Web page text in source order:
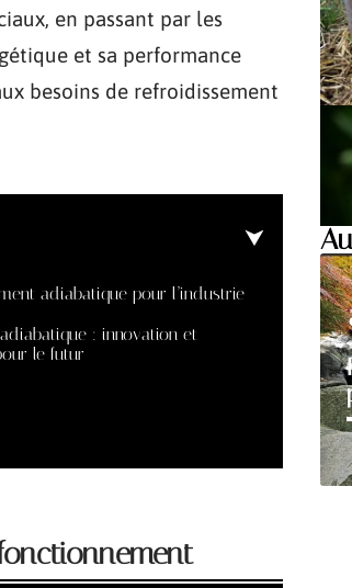
en passant par les
et sa performance
besoins de refroidissement
adiabatique pour l’industrie
: innovation et
le futur